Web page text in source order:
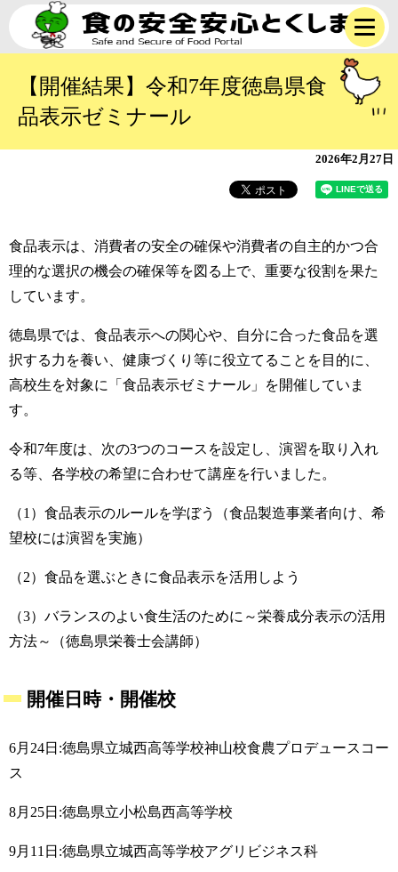
【開催結果】令和7年度徳島県食
品表示ゼミナール
2026年2月27日
食品表示は、消費者の安全の確保や消費者の自主的かつ合
理的な選択の機会の確保等を図る上で、重要な役割を果た
しています。
徳島県では、食品表示への関心や、自分に合った食品を選
択する力を養い、健康づくり等に役立てることを目的に、
高校生を対象に「食品表示ゼミナール」を開催していま
す。
令和7年度は、次の3つのコースを設定し、演習を取り入れ
る等、各学校の希望に合わせて講座を行いました。
（1）食品表示のルールを学ぼう（食品製造事業者向け、希
望校には演習を実施）
（2）食品を選ぶときに食品表示を活用しよう
（3）バランスのよい食生活のために～栄養成分表示の活用
方法～（徳島県栄養士会講師）
開催日時・開催校
6月24日:徳島県立城西高等学校神山校食農プロデュースコー
ス
8月25日:徳島県立小松島西高等学校
9月11日:徳島県立城西高等学校アグリビジネス科